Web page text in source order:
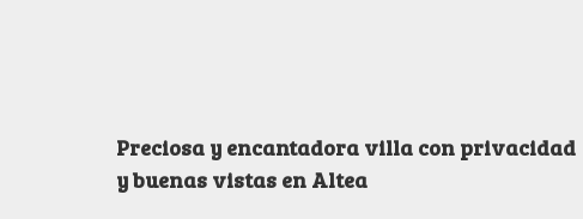
Preciosa y encantadora villa con privacidad
y buenas vistas en Altea